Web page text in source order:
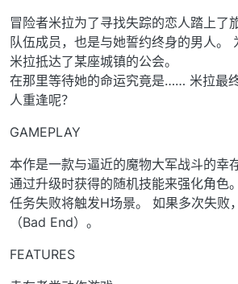
冒险者米拉为了寻找失踪的恋人踏上了
队伍成员，也是与她誓约终身的男人。
米拉抵达了某座城镇的公会。
在那里等待她的命运究竟是…… 米拉最
人重逢呢？
GAMEPLAY
本作是一款与逼近的魔物大军战斗的幸
通过升级时获得的随机技能来强化角色。
任务失败将触发H场景。 如果多次失败
（Bad End）。
FEATURES